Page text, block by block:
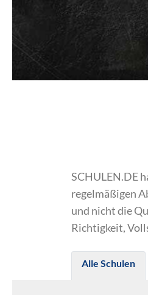
SCHULEN.DE
regelmäßigen
und nicht die
Richtigkeit,
Alle Schulen